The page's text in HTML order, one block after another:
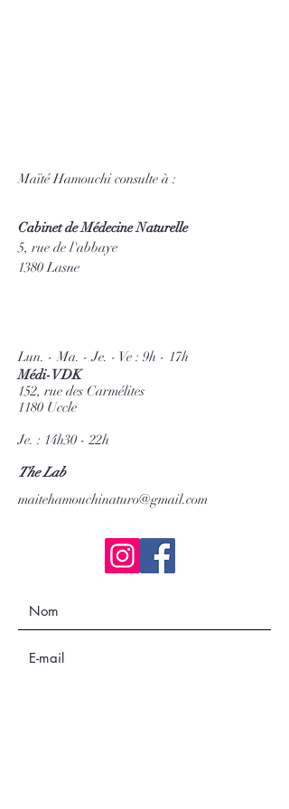
Maïté Hamouchi consulte à :
Cabinet de Médecine Naturelle
5, rue de l'abbaye
1380 Lasne
Lun. - Ma. - Je. - Ve : 9h - 17h
Médi-VDK
152, rue des Carmélites
1180 Uccle
Je. : 14h30 - 22h
The Lab
maitehamouchinaturo@gmail.com